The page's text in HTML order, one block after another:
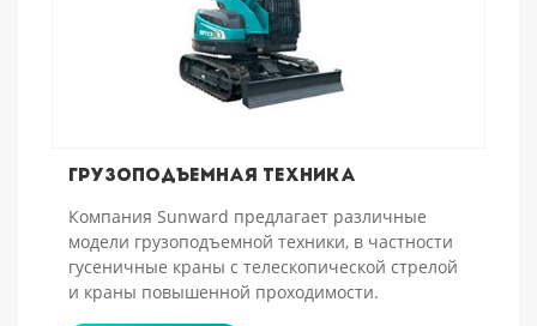
Грузоподъемная техника
Компания Sunward предлагает различные
модели грузоподъемной техники, в частности
гусеничные краны с телескопической стрелой
и краны повышенной проходимости.